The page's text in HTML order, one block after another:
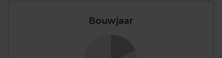
Bouwjaar